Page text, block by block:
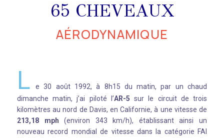
65 CHEVEAUX
AÉRODYNAMIQUE
L
e 30 août 1992, à 8h15 du matin, par un chaud
dimanche matin, j’ai piloté l’AR-5 sur le circuit de trois
kilomètres au nord de Davis, en Californie, à une vitesse de
213,18 mph (environ 343 km/h), établissant ainsi un
nouveau record mondial de vitesse dans la catégorie FAI